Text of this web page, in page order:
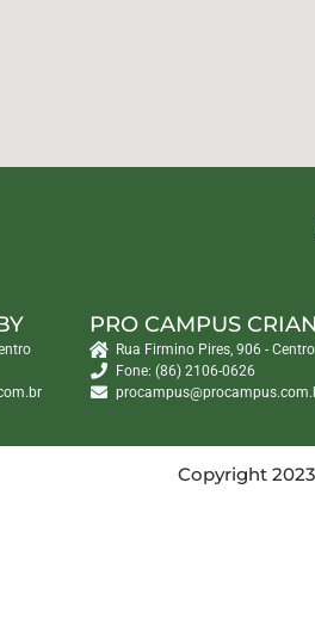
PRO CAMPUS
Rua Firmino Pires, 906 - Centro
Fone: (86) 2106-0626
Copyright